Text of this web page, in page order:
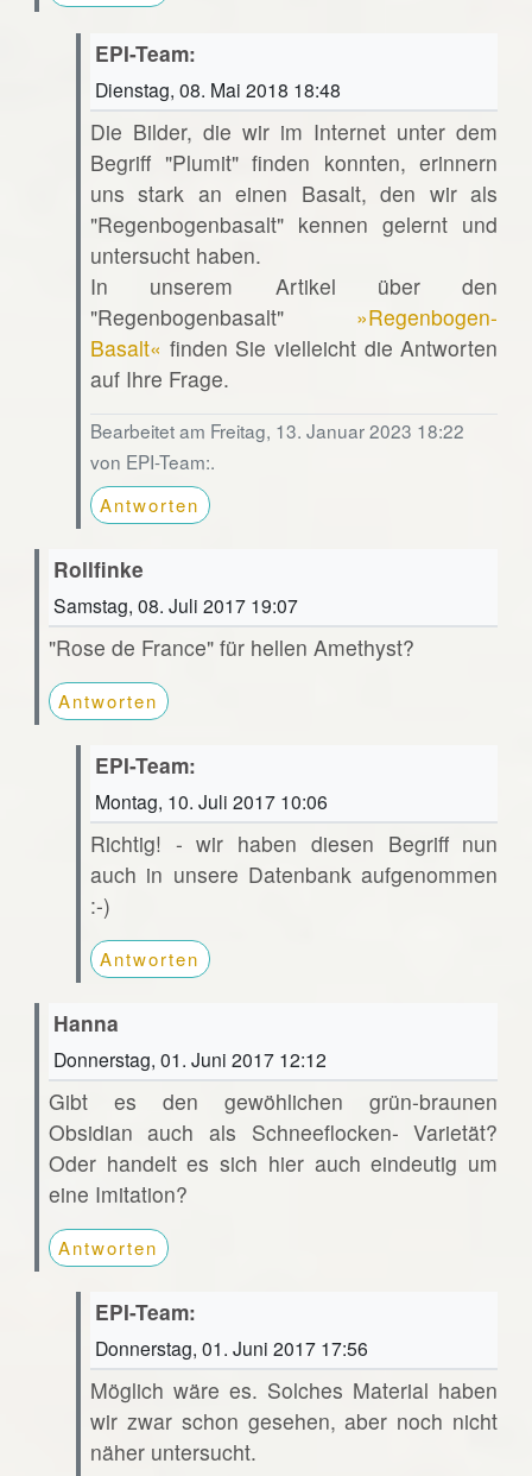
EPI-Team:
Dienstag, 08. Mai 2018 18:48
Die Bilder, die wir im Internet unter dem
Begriff "Plumit" finden konnten, erinnern
uns stark an einen Basalt, den wir als
"Regenbogenbasalt" kennen gelernt und
untersucht haben.
In unserem Artikel über den
"Regenbogenbasalt" »Regenbogen-
Basalt« finden Sie vielleicht die Antworten
auf Ihre Frage.
Bearbeitet am Freitag, 13. Januar 2023 18:22
von EPI-Team:.
Antworten
Rollfinke
Samstag, 08. Juli 2017 19:07
"Rose de France" für hellen Amethyst?
Antworten
EPI-Team:
Montag, 10. Juli 2017 10:06
Richtig! - wir haben diesen Begriff nun
auch in unsere Datenbank aufgenommen
:-)
Antworten
Hanna
Donnerstag, 01. Juni 2017 12:12
Gibt es den gewöhlichen grün-braunen
Obsidian auch als Schneeflocken- Varietät?
Oder handelt es sich hier auch eindeutig um
eine Imitation?
Antworten
EPI-Team:
Donnerstag, 01. Juni 2017 17:56
Möglich wäre es. Solches Material haben
wir zwar schon gesehen, aber noch nicht
näher untersucht.